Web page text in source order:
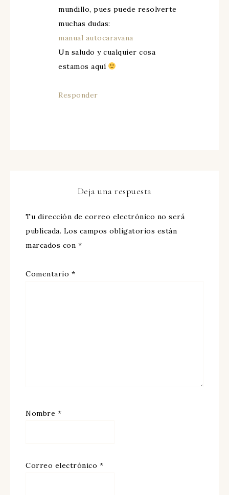
mundillo, pues puede resolverte
muchas dudas:
manual autocaravana
Un saludo y cualquier cosa
estamos aquí
Responder
Deja una respuesta
Tu dirección de correo electrónico no será
publicada. Los campos obligatorios están
marcados con *
Comentario *
Nombre *
Correo electrónico *